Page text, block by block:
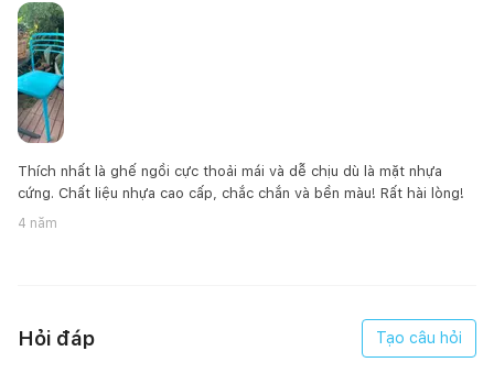
Thích nhất là ghế ngồi cực thoải mái và dễ chịu dù là mặt nhựa
cứng. Chất liệu nhựa cao cấp, chắc chắn và bền màu! Rất hài lòng!
4 năm
Hỏi đáp Tạo câu hỏi